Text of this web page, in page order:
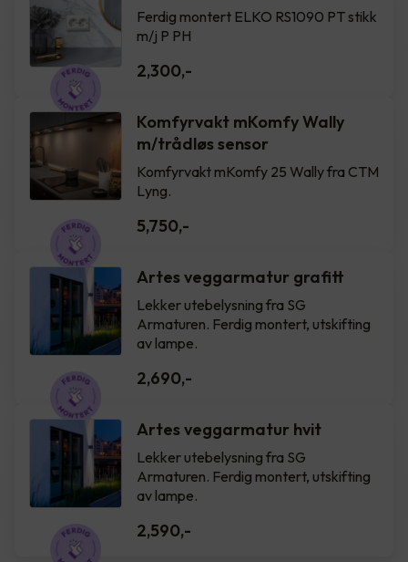
Ferdig montert ELKO RS1090 PT stikk
m/j P PH
2,300,-
Komfyrvakt mKomfy Wally
m/trådløs sensor
Komfyrvakt mKomfy 25 Wally fra CTM
Lyng.
5,750,-
Artes veggarmatur grafitt
Lekker utebelysning fra SG
Armaturen. Ferdig montert, utskifting
av lampe.
2,690,-
Artes veggarmatur hvit
Lekker utebelysning fra SG
Armaturen. Ferdig montert, utskifting
av lampe.
2,590,-